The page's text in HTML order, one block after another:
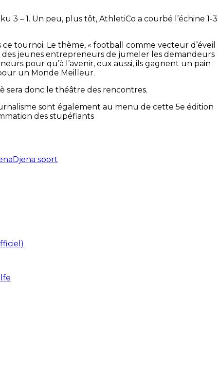
– 1. Un peu, plus tôt, AthletiCo a courbé l’échine 1-3
tournoi. Le thème, « football comme vecteur d’éveil
jeunes entrepreneurs de jumeler les demandeurs
pour qu’à l’avenir, eux aussi, ils gagnent un pain
un Monde Meilleur.
sera donc le théâtre des rencontres.
sont également au menu de cette 5e édition
des stupéfiants
Djena sport